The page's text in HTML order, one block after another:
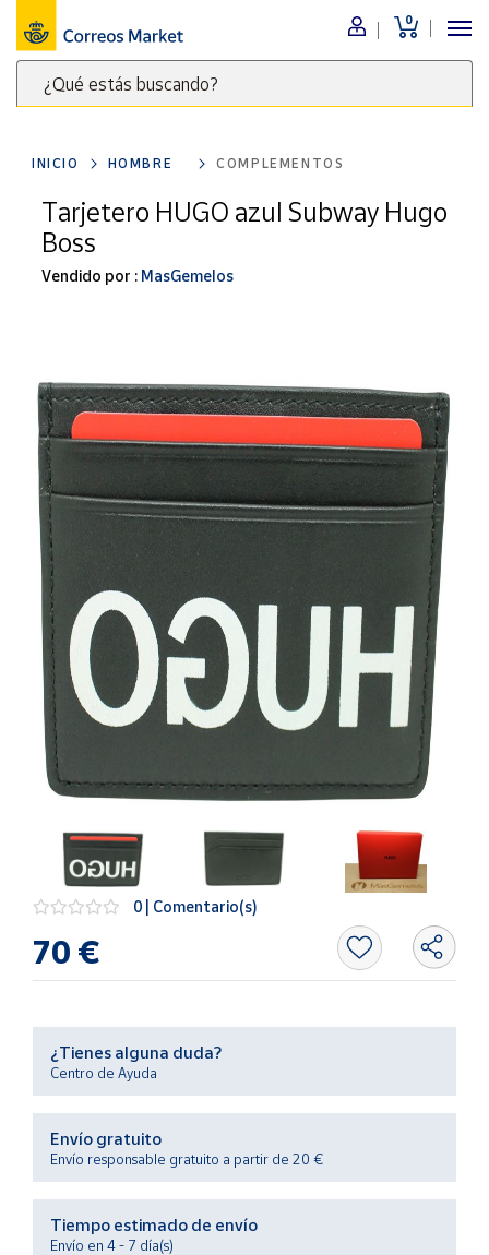
0
¿Qué estás buscando?
clave
para
buscar
productos
Menú
Nuestro
catálogo
Alimentación
Bebidas
Ocio y cultura
Juguetes y
Merchandising
y regalos
Tienda de
Correos
Artesanía
Oficina y
Papelería
Para Canarias,
Ceuta y Melilla
Más
populares
Bono
Cultural
vendedores
novedades
de Correos
Ayuda
Centro
de ayuda
INICIO HOMBRE COMPLEMENTOS
Tarjetero HUGO azul Subway Hugo
Boss
Vendido por : MasGemelos
0 | Comentario(s)
70 €
¿Tienes alguna duda?
Centro de Ayuda
Envío gratuito
Envío responsable gratuito a partir de 20 €
Tiempo estimado de envío
Envío en 4 - 7 día(s)